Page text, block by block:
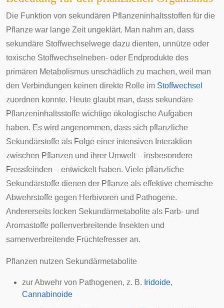
Die Funktion von sekundären Pflanzeninhaltsstoffen für die
Pflanze war lange Zeit ungeklärt. Man nahm an, dass
sekundäre Stoffwechselwege dazu dienten, unnütze oder
toxische Stoffwechselneben- oder Endprodukte des
primären Metabolismus unschädlich zu machen, weil man
den Verbindungen keinen direkte Rolle im Stoffwechsel
zuordnen konnte. Heute glaubt man, dass sekundäre
Pflanzeninhaltsstoffe wichtige ökologische Aufgaben
haben. Es wird angenommen, dass sich pflanzliche
Sekundärstoffe als Folge einer intensiven Interaktion
zwischen Pflanzen und ihrer Umwelt – insbesondere
Fressfeinden – entwickelt haben. Viele pflanzliche
Sekundärstoffe dienen der Pflanze als effektive chemische
Abwehrstoffe gegen Herbivoren und Pathogene.
Andererseits locken Sekundärmetabolite als Farb- und
Aromastoffe pollenverbreitende Insekten und
samenverbreitende Früchtefresser an.
Pflanzen nutzen Sekundärmetabolite
zur Abwehr von Pathogenen, z. B. Iridoide,
Cannabinoide